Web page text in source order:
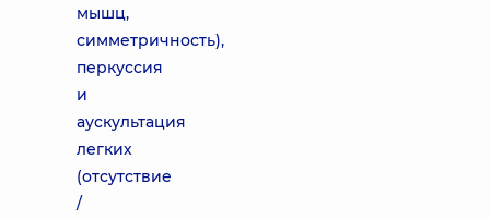
мышц,
симметричность),
перкуссия
и
аускультация
легких
(отсутствие
/